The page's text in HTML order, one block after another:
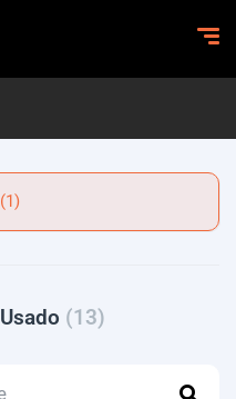
Filtro (1)
Usado (13)